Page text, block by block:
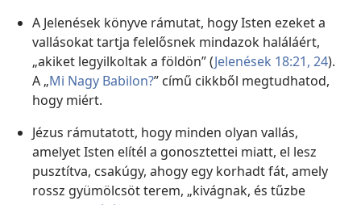
A Jelenések könyve rámutat, hogy Isten ezeket a
vallásokat tartja felelősnek mindazok haláláért,
„akiket legyilkoltak a földön” (Jelenések 18:21, 24).
A „Mi Nagy Babilon?” című cikkből megtudhatod,
hogy miért.
Jézus rámutatott, hogy minden olyan vallás,
amelyet Isten elítél a gonosztettei miatt, el lesz
pusztítva, csakúgy, ahogy egy korhadt fát, amely
rossz gyümölcsöt terem, „kivágnak, és tűzbe